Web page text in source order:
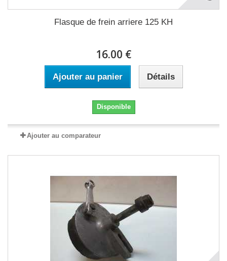
Flasque de frein arriere 125 KH
16.00 €
Ajouter au panier Détails
Disponible
Ajouter au comparateur